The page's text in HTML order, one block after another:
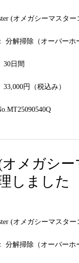
(オメガシーマス
分解掃除（オーバー
日間
円（税込み）
(オメガシ
しました
(オメガシーマス
分解掃除（オーバー